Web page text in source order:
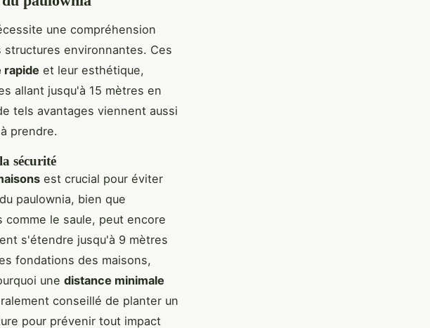
une compréhension
environnantes. Ces
rapide et leur esthétique,
allant jusqu'à 15 mètres en
tels avantages viennent aussi
prendre.
sécurité
est crucial pour éviter
paulownia, bien que
le saule, peut encore
s'étendre jusqu'à 9 mètres
fondations des maisons,
une distance minimale
conseillé de planter un
pour prévenir tout impact